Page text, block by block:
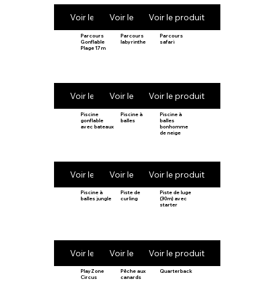
Voir le produitVoir le produitVoir le produit
Parcours
Gonflable
Plage 17m
Voir le produit
Parcours
labyrinthe
Voir le produit
Parcours
safari
Voir le produit
Piscine
gonflable
avec bateaux
Voir le produit
Piscine à
balles
Voir le produit
Piscine à
balles
bonhomme
de neige
Voir le produit
Piscine à
balles jungle
Voir le produit
Piste de
curling
Voir le produit
Piste de luge
(30m) avec
starter
Voir le produit
PlayZone
Circus
Pêche aux
canards
Quarterback